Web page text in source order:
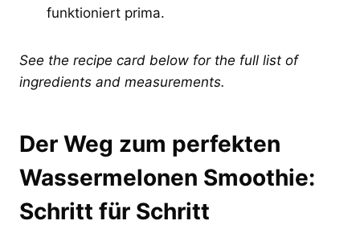
funktioniert prima.
See the recipe card below for the full list of
ingredients and measurements.
Der Weg zum perfekten
Wassermelonen Smoothie:
Schritt für Schritt